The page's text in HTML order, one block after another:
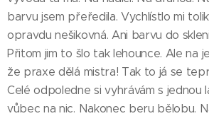
barvu jsem přeředila. Vychlístlo mi
opravdu nešikovná. Ani barvu do
Přitom jim to šlo tak lehounce. Ale na
že praxe dělá mistra! Tak to já se
Celé odpoledne si vyhrávám s jednou
vůbec na nic. Nakonec beru bělobu.